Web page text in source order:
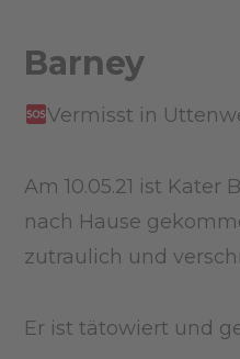
Barney
Vermisst in
Am 10.05.21 ist Kater
nach Hause
zutraulich und
Er ist tätowiert und